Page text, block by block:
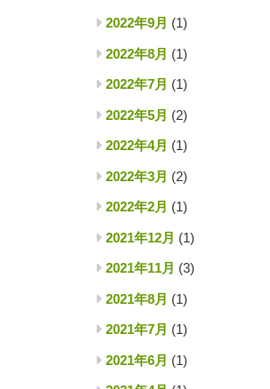
2022年9月 (1)
2022年8月 (1)
2022年7月 (1)
2022年5月 (2)
2022年4月 (1)
2022年3月 (2)
2022年2月 (1)
2021年12月 (1)
2021年11月 (3)
2021年8月 (1)
2021年7月 (1)
2021年6月 (1)